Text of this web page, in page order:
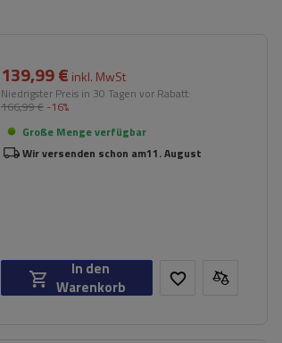
139,99 € inkl. MwSt
Niedrigster Preis in 30 Tagen vor Rabatt:
166,99 € -16%
Große Menge verfügbar
Wir versenden schon am11. August
In den
Warenkorb